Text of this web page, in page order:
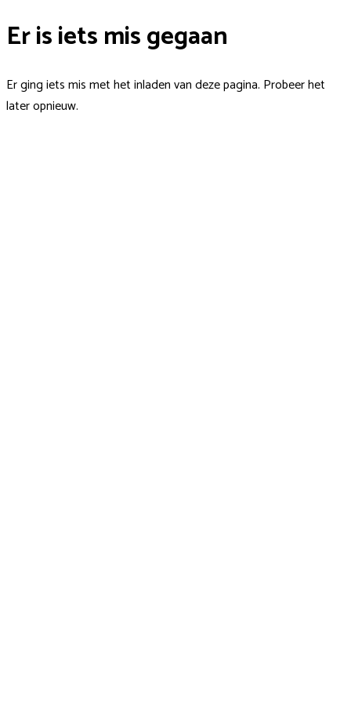
Er is iets mis gegaan
Er ging iets mis met het inladen van deze pagina. Probeer het
later opnieuw.